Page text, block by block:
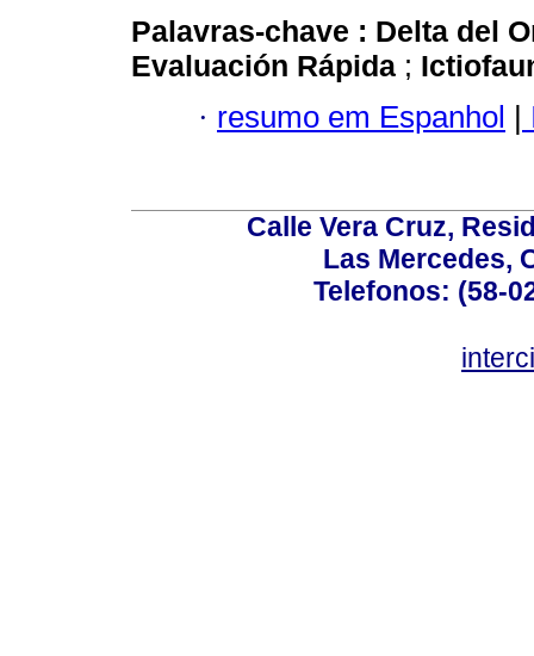
Palavras-chave : Delta del
Evaluación Rápida ;
· resumo em Espanhol |
Calle Vera Cruz,
Las Mercedes,
Telefonos: (58-